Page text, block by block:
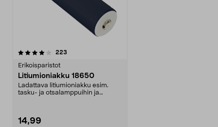
223
Erikoisparistot
Litiumioniakku 18650
Ladattava litiumioniakku esim.
tasku- ja otsalamppuihin ja
14,99